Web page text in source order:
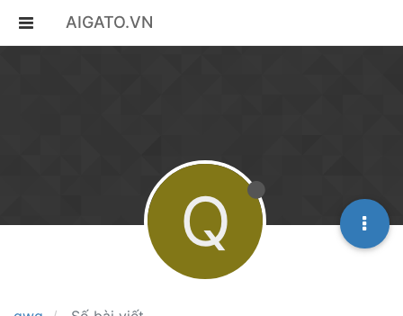
AIGATO.VN
Q